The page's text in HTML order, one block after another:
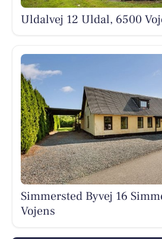
Uldalvej 12 Uldal, 6500
Simmersted Byvej 16
Vojens